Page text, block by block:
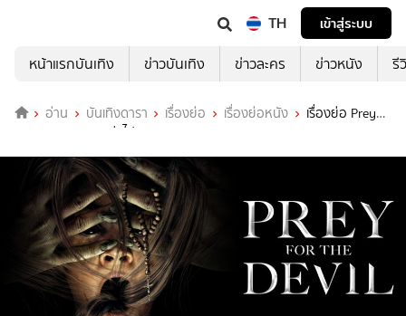
TH
เข้าสู่ระบบ
หน้าแรกบันเทิง
ข่าวบันเทิง ข่าวละคร ข่าวหนัง รี
อ่าน บันเทิงดารา เรื่องย่อ เรื่องย่อหนัง
เรื่องย่อ Prey
for the Devil สวดส่งไปลงนรก